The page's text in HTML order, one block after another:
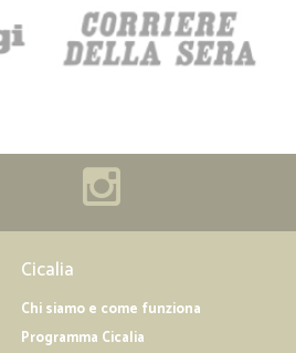
Cicalia
Chi siamo e come funziona
Programma Cicalia